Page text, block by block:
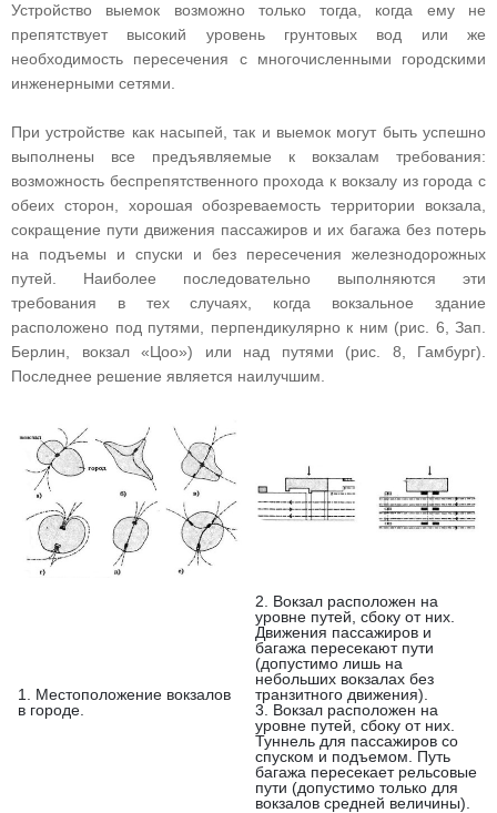
Устройство выемок возможно только тогда, когда ему не
препятствует высокий уровень грунтовых вод или же
необходимость пересечения с многочисленными городскими
инженерными сетями.
При устройстве как насыпей, так и выемок могут быть успешно
выполнены все предъявляемые к вокзалам требования:
возможность беспрепятственного прохода к вокзалу из города с
обеих сторон, хорошая обозреваемость территории вокзала,
сокращение пути движения пассажиров и их багажа без потерь
на подъемы и спуски и без пересечения железнодорожных
путей. Наиболее последовательно выполняются эти
требования в тех случаях, когда вокзальное здание
расположено под путями, перпендикулярно к ним (рис. 6, Зап.
Берлин, вокзал «Цоо») или над путями (рис. 8, Гамбург).
Последнее решение является наилучшим.
1. Местоположение вокзалов
в городе.
2. Вокзал расположен на
уровне путей, сбоку от них.
Движения пассажиров и
багажа пересекают пути
(допустимо лишь на
небольших вокзалах без
транзитного движения).
3. Вокзал расположен на
уровне путей, сбоку от них.
Туннель для пассажиров со
спуском и подъемом. Путь
багажа пересекает рельсовые
пути (допустимо только для
вокзалов средней величины).